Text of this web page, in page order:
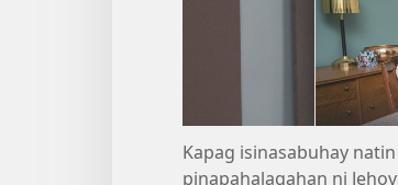
Kapag isinasabuhay
pinapahalagahan ni